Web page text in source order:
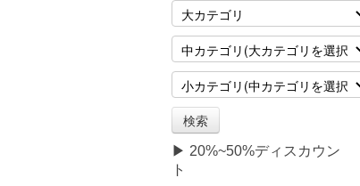
▶ 20%~50%ディスカウン
ト